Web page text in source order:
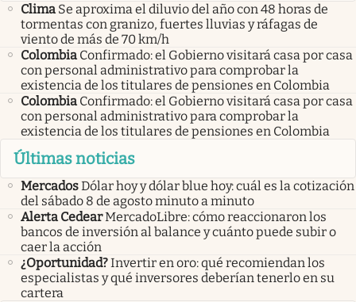
Clima Se aproxima el diluvio del año con 48 horas de
tormentas con granizo, fuertes lluvias y ráfagas de
viento de más de 70 km/h
Colombia Confirmado: el Gobierno visitará casa por casa
con personal administrativo para comprobar la
existencia de los titulares de pensiones en Colombia
Colombia Confirmado: el Gobierno visitará casa por casa
con personal administrativo para comprobar la
existencia de los titulares de pensiones en Colombia
Últimas noticias
MercadosDólar hoy y dólar blue hoy: cuál es la cotización
del sábado 8 de agosto minuto a minuto
Alerta CedearMercadoLibre: cómo reaccionaron los
bancos de inversión al balance y cuánto puede subir o
caer la acción
¿Oportunidad?Invertir en oro: qué recomiendan los
especialistas y qué inversores deberían tenerlo en su
cartera